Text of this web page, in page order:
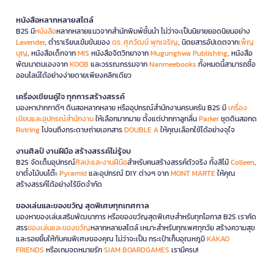
หนังสือหลากหลายสไตล์
B2S มีหนังสือหลากหลายแนวจากสำนักพิมพ์ชั้นนำ ไม่ว่าจะเป็นนิยายยอดนิยมอย่าง
Lavender, ตำราเรียนเข้มข้นของดร. ศุภวัฒน์ พุกเจริญ, นิตยสารอัปเดตจากเพ็ญ
บุญ, หนังสือเด็กจากMIS หนังสือจิตวิทยาจากMugunghwa Publishing, หนังสือ
พัฒนาตนเองจากKOOB และวรรณกรรมจากNanmeebooks ทั้งหมดนี้สามารถซื้อ
ออนไลน์ได้อย่างง่ายดายเพียงคลิกเดียว
เครื่องเขียนคู่ใจ ทุกการสร้างสรรค์
มองหาปากกาดีๆ ดินสอหลากหลาย หรืออุปกรณ์สำนักงานครบครัน B2S มีเครื่อง
เขียนและอุปกรณ์สำนักงานให้เลือกมากมาย ตั้งแต่ปากกาลูกลื่นParkerชุดดินสอกด
Rotringไปจนถึงกระดาษถ่ายเอกสารDOUBLE Aให้คุณเลือกใช้ได้อย่างจุใจ
งานศิลป์ งานฝีมือ สร้างสรรค์ไม่รู้จบ
B2S จัดเต็มอุปกรณ์ศิลปะและงานฝีมือสำหรับคนสร้างสรรค์ตัวจริง ทั้งสีไม้Colleen,
ขาตั้งไม้บนโต๊ะPyramidและอุปกรณ์ DIY ต่างๆ จากMONT MARTEให้คุณ
สร้างสรรค์ได้อย่างไร้ขีดจำกัด
ของเล่นและของขวัญ สุดพิเศษทุกเทศกาล
มองหาของเล่นเสริมพัฒนาการ หรือของขวัญสุดพิเศษสำหรับทุกโอกาส B2S เราคัด
สรรของเล่นและของขวัญหลากหลายสไตล์ เหมาะสำหรับทุกเพศทุกวัย สร้างความสุข
และรอยยิ้มให้กับคนพิเศษของคุณ ไม่ว่าจะเป็น กระเป๋าเก็บอุณหภูมิKAKAO
FRIENDS หรือเกมจดหมายรักSIAM BOARDGAMES เรามีครบ!